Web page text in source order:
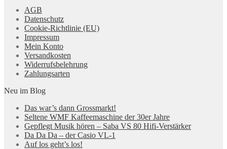
AGB
Datenschutz
Cookie-Richtlinie (EU)
Impressum
Mein Konto
Versandkosten
Widerrufsbelehrung
Zahlungsarten
Neu im Blog
Das war’s dann Grossmarkt!
Seltene WMF Kaffeemaschine der 30er Jahre
Gepflegt Musik hören – Saba VS 80 Hifi-Verstärker
Da Da Da – der Casio VL-1
Auf los geht’s los!